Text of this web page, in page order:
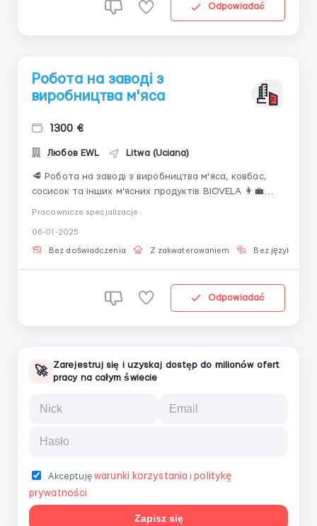
Odpowiadać
Робота на заводі з
виробництва м'яса
1300 €
Любов EWL Litwa (Uciana)
🥩 Робота на заводі з виробництва м'яса, ковбас,
сосисок та інших м'ясних продуктів BIOVELA 👩‍💼
середньому 820 євро нетто на місяць за 168 робочих
годин) - Можливі додаткові години до 220 год...
Pracownicze specjalizacje
06-01-2025
Bez doświadczenia Z zakwaterowaniem Bez języka
Odpowiadać
🚀
Zarejestruj się i uzyskaj dostęp do milionów ofert
pracy na całym świecie
Akceptujęwarunki korzystania i politykę
prywatności
Zapisz się